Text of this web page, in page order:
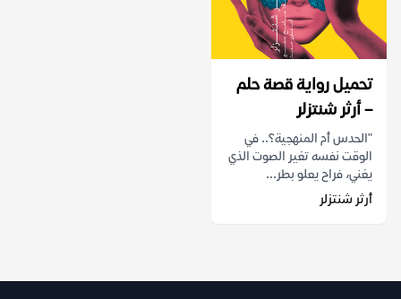
تحميل رواية قصة حلم
– أرثر شنتزلر
"الحدس أم المنهجية؟.. في
الوقت نفسه تغير الصوت الذي
يغني، فراح يعلو بطر...
أرثر شنتزلر